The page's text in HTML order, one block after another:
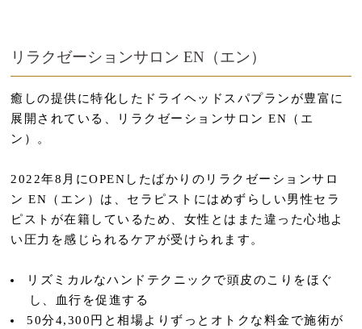
リラクゼーションサロン EN（エン）
癒しの提供に特化したドライヘッドスパプランが豊富に
展開されている、リラクゼーションサロン EN（エ
ン）。
2022年8月にOPENしたばかりのリラクゼーションサロ
ン EN（エン）は、セラピストにはめずらしい男性セラ
ピストが在籍しているため、女性とはまた違った心地よ
い圧力を感じられるケアが受けられます。
リズミカルなハンドテクニックで頭皮のこりをほぐ
し、血行を促進する
50分4,300円と相場よりずっとオトクな料金で施術が